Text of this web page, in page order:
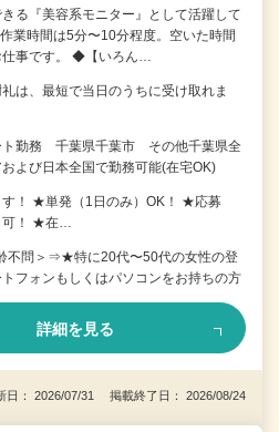
る『美容系モニター』として活躍して
業時間は5分〜10分程度。空いた時間
仕事です。 ◆【いろん…
、最短で当日のうちに受け取れま
ト勤務 千葉県千葉市 その他千葉県全
よび日本全国で勤務可能(在宅OK)
す！ ★単発（1日のみ）OK！ ★応募
可！ ★在…
不問＞⇒★特に20代〜50代の女性の登
ォンもしくはパソコンをお持ちの方
詳細を見る
日： 2026/07/31 掲載終了日： 2026/08/24